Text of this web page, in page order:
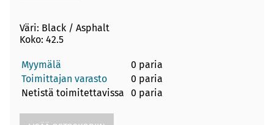
Väri: Black / Asphalt
Koko: 42.5
Myymälä
0 paria
Toimittajan varasto
0 paria
Netistä toimitettavissa
0 paria